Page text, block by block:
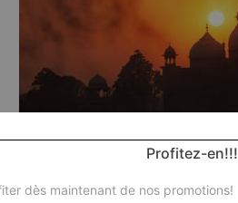
Profitez-en!!!
dès maintenant de nos promotions!